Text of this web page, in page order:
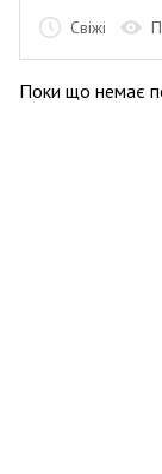
Свіжі
Поки що немає